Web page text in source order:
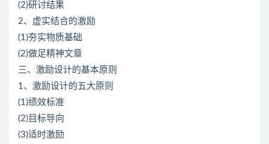
(2)研讨结果
2、虚实结合的激励
(1)夯实物质基础
(2)做足精神文章
三、激励设计的基本原则
1、激励设计的五大原则
(1)绩效标准
(2)目标导向
(3)适时激励